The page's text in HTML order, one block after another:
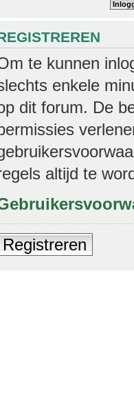
te kunnen
enkele
dit forum. De
altijd te
Registreren